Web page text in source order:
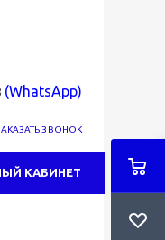
(WhatsApp)
ЗВОНОК
КАБИНЕТ